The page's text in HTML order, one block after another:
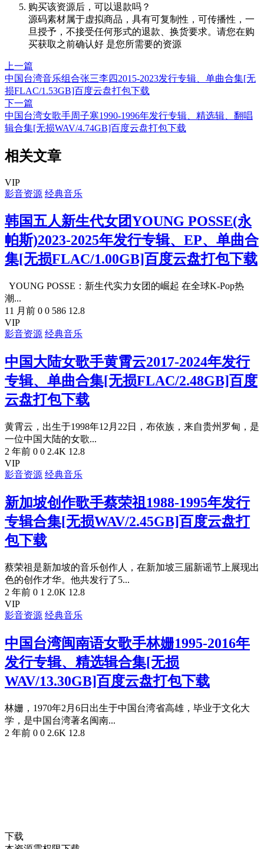
购买该资源后，可以退款吗？
源码素材属于虚拟商品，具有可复制性，可传播性，一
旦授予，不接受任何形式的退款、换货要求。请您在购
买获取之前确认好 是您所需要的资源
上一篇
中国台湾音乐组合张三李四2015-2023发行专辑、单曲合集[无
损FLAC/1.53GB]百度云盘打包下载
下一篇
中国台湾女歌手周子寒1990-1996年发行专辑、精选辑、翻唱
辑合集[无损WAV/4.74GB]百度云盘打包下载
相关文章
VIP
影音资源 经典音乐
韩国五人新生代女团YOUNG POSSE(永
帕斯)2023-2025年发行专辑、EP、单曲合
集[无损FLAC/1.00GB]百度云盘打包下载
YOUNG POSSE：新生代实力女团的崛起 在全球K-Pop热
潮...
11 月前 0 0 586 12.8
VIP
影音资源 经典音乐
中国大陆女歌手黄霄云2017-2024年发行
专辑、单曲合集[无损FLAC/2.48GB]百度
云盘打包下载
黄霄云，出生于1998年12月22日，布依族，来自贵州罗甸，是
一位中国大陆的女歌...
2 年前 0 0 2.4K 12.8
VIP
影音资源 经典音乐
新加坡创作歌手蔡荣祖1988-1995年发行
专辑合集[无损WAV/2.45GB]百度云盘打
包下载
蔡荣祖是新加坡的音乐创作人，在新加坡三届新谣节上展现出
色的创作才华。他共发行了5...
2 年前 0 1 2.0K 12.8
VIP
影音资源 经典音乐
中国台湾闽南语女歌手林姗1995-2016年
发行专辑、精选辑合集[无损
WAV/13.30GB]百度云盘打包下载
林姗，1970年2月6日出生于中国台湾省高雄，毕业于文化大
学，是中国台湾著名闽南...
2 年前 0 0 2.6K 12.8
下载